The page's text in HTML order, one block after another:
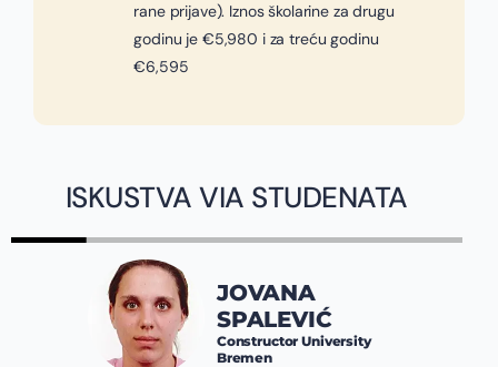
rane prijave). Iznos školarine za drugu
godinu je €5,980 i za treću godinu
€6,595
ISKUSTVA VIA STUDENATA
JOVANA
SPALEVIĆ
Constructor University
Bremen